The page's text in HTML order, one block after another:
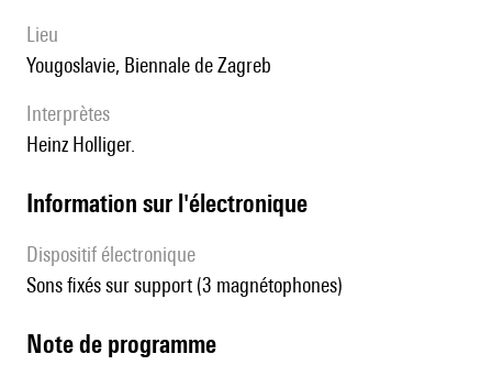
lieu
Yougoslavie, Biennale de Zagreb
interprètes
Heinz Holliger.
Information sur l'électronique
Dispositif électronique
sons fixés sur support (3 magnétophones)
Note de programme